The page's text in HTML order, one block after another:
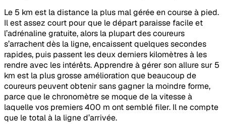
Le 5 km est la distance la plus mal gérée en course à pied.
Il est assez court pour que le départ paraisse facile et
l’adrénaline gratuite, alors la plupart des coureurs
s’arrachent dès la ligne, encaissent quelques secondes
rapides, puis passent les deux derniers kilomètres à les
rendre avec les intérêts. Apprendre à gérer son allure sur 5
km est la plus grosse amélioration que beaucoup de
coureurs peuvent obtenir sans gagner la moindre forme,
parce que le chronomètre se moque de la vitesse à
laquelle vos premiers 400 m ont semblé filer. Il ne compte
que le total à la ligne d’arrivée.